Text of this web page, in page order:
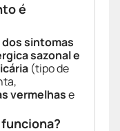
é
sintomas
sazonal e
(tipo de
vermelhase